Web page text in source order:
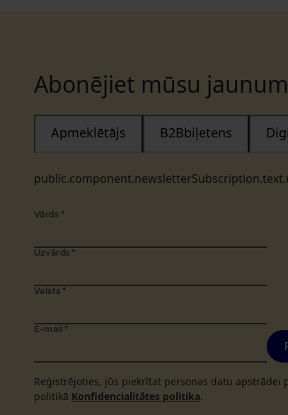
Abonējiet mūsu
Apmeklētājs B2Bbiļetens
Vārds *
Uzvārds *
Valsts *
E-mail *
Reģistrējoties, jūs piekrītat personas datu apstrādei
politikā Konfidencialitātes politika.